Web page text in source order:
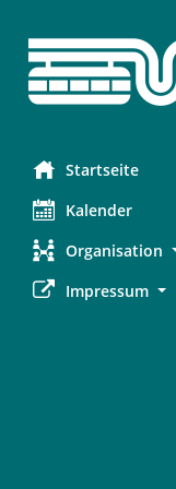
Startseite
Kalender
Organisation
Impressum